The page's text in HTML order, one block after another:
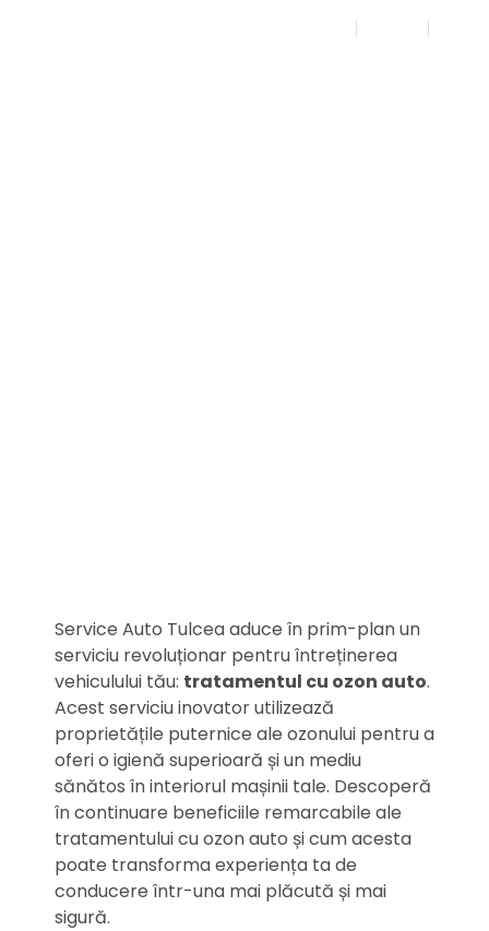
Service Auto Tulcea aduce în prim-plan un
serviciu revoluționar pentru întreținerea
vehiculului tău: tratamentul cu ozon auto.
Acest serviciu inovator utilizează
proprietățile puternice ale ozonului pentru a
oferi o igienă superioară și un mediu
sănătos în interiorul mașinii tale. Descoperă
în continuare beneficiile remarcabile ale
tratamentului cu ozon auto și cum acesta
poate transforma experiența ta de
conducere într-una mai plăcută și mai
sigură.